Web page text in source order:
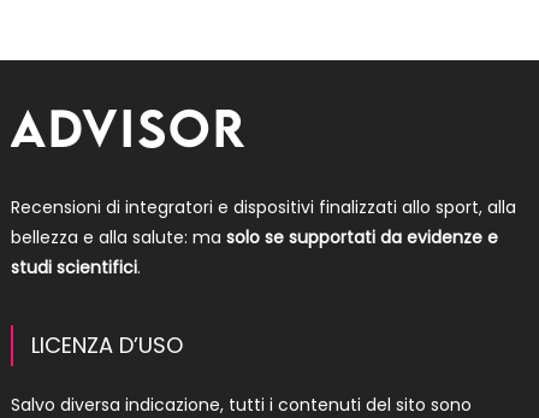
Recensioni di integratori e dispositivi finalizzati allo sport, alla
bellezza e alla salute: ma solo se supportati da evidenze e
studi scientifici.
LICENZA D’USO
Salvo diversa indicazione, tutti i contenuti del sito sono